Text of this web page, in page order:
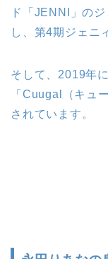
ド「JENNI」の
し、第4期ジェニ
そして、2019年
「Cuugal（キュ
されています。